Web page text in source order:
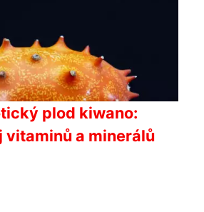
plod kiwano:
vitaminů a minerálů